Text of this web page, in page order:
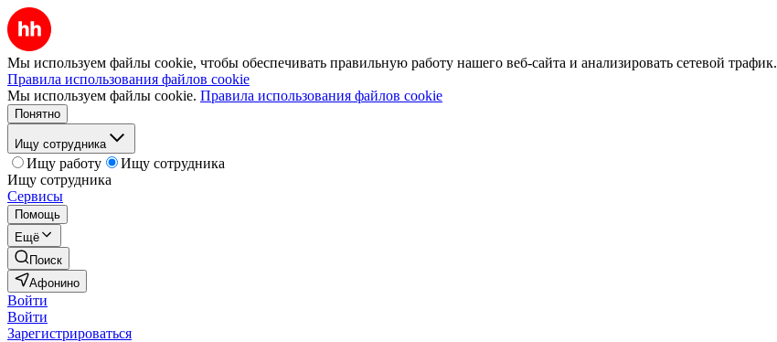
Мы используем файлы cookie, чтобы обеспечивать правильную работу нашего веб-сайта и анализировать сетевой трафик.
Правила использования файлов cookie
Мы используем файлы cookie. Правила использования файлов cookie
Понятно
Ищу сотрудника
Ищу работу
Ищу сотрудника
Ищу сотрудника
Сервисы
Помощь
Ещё
Поиск
Афонино
Войти
Войти
Зарегистрироваться